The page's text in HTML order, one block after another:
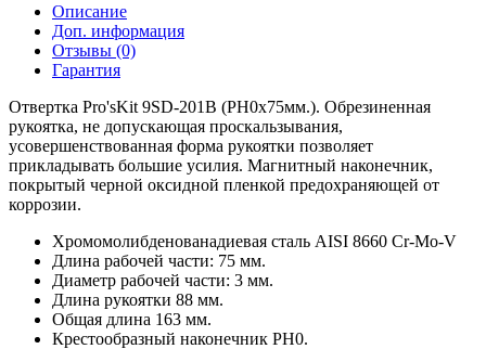
Описание
Доп. информация
Отзывы (0)
Гарантия
Отвертка Pro'sKit 9SD-201B (PH0x75мм.). Обрезиненная
рукоятка, не допускающая проскальзывания,
усовершенствованная форма рукоятки позволяет
прикладывать большие усилия. Магнитный наконечник,
покрытый черной оксидной пленкой предохраняющей от
коррозии.
Хромомолибденованадиевая сталь AISI 8660 Cr-Mo-V
Длина рабочей части: 75 мм.
Диаметр рабочей части: 3 мм.
Длина рукоятки 88 мм.
Общая длина 163 мм.
Крестообразный наконечник PH0.